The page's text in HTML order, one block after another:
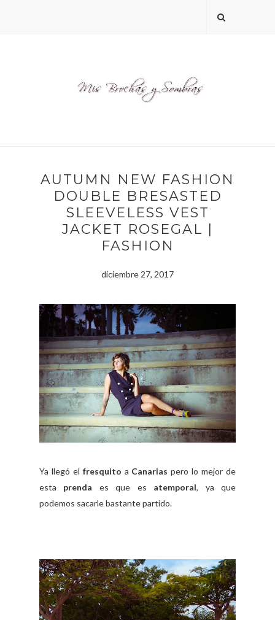
AUTUMN NEW FASHION
DOUBLE BRESASTED
SLEEVELESS VEST
JACKET ROSEGAL |
FASHION
diciembre 27, 2017
Ya llegó el fresquito a Canarias pero lo mejor de
esta prenda es que es atemporal,
ya que
podemos sacarle bastante partido.